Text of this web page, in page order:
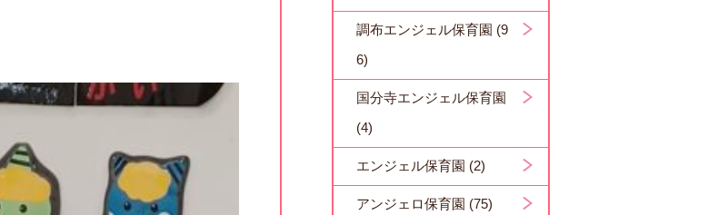
調布エンジェル保育園 (9
6)
国分寺エンジェル保育園
(4)
エンジェル保育園 (2)
アンジェロ保育園 (75)